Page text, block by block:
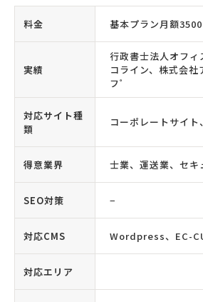
料金 基本プラン月額
実績
行政書士法人オフ
コライン、株式会
フ゜
対応サイト種
類
コーポレートサイト
得意業界 士業、運送業、セキ
SEO対策 −
対応CMS Wordpress、EC-
対応エリア